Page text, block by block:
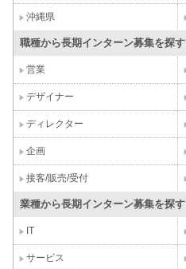
沖縄県
職種から長期インターン募集を探す
営業
デザイナー
ディレクター
企画
接客/販売/受付
業種から長期インターン募集を探す
IT
サービス